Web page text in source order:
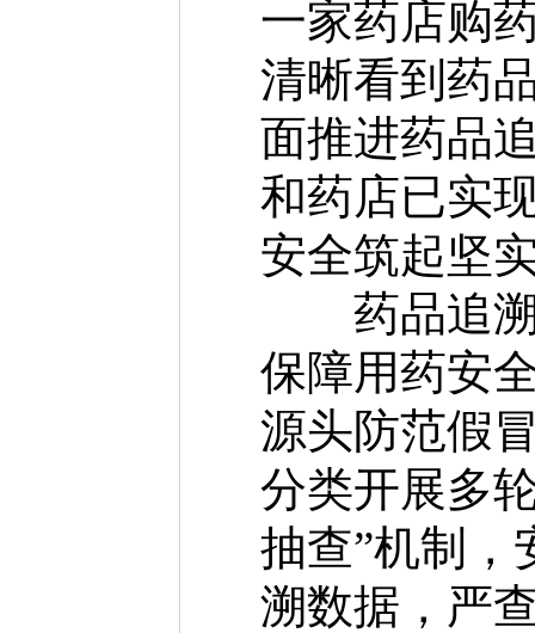
一家药店购
清晰看到药
面推进药品
和药店已实
安全筑起坚
药品追溯
保障用药安
源头防范假
分类开展多
抽查”机制，
溯数据，严